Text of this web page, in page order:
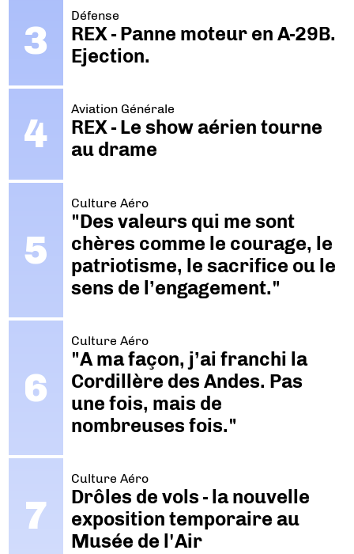
Défense
REX - Panne moteur en A-29B.
Ejection.
Aviation Générale
REX - Le show aérien tourne
au drame
Culture Aéro
"Des valeurs qui me sont
chères comme le courage, le
patriotisme, le sacrifice ou le
sens de l’engagement."
Culture Aéro
"A ma façon, j’ai franchi la
Cordillère des Andes. Pas
une fois, mais de
nombreuses fois."
Culture Aéro
Drôles de vols - la nouvelle
exposition temporaire au
Musée de l'Air